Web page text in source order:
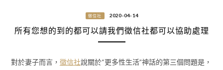
徵信社 2020-04-14
所有您想的到的都可以請我們徵信社都可以協助處理
對於妻子而言， 徵信社說關於“更多性生活”神話的第三個問題是，